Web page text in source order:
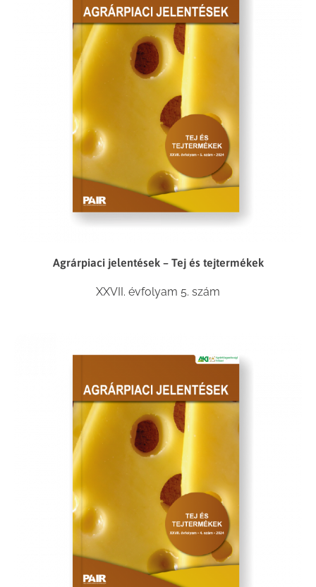
Agrárpiaci jelentések – Tej és tejtermékek
XXVII. évfolyam 5. szám